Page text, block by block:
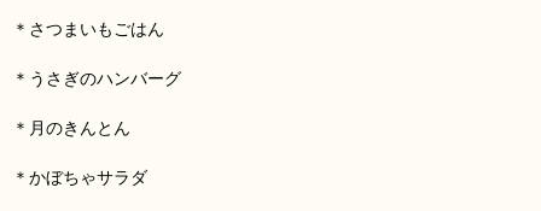
＊さつまいもごはん
＊うさぎのハンバーグ
＊月のきんとん
＊かぼちゃサラダ